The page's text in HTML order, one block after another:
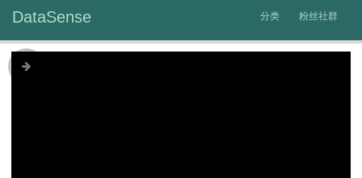
DataSense 分类 粉丝社群